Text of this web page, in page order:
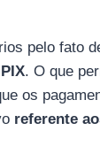
pelo fato
. O que
os
referente